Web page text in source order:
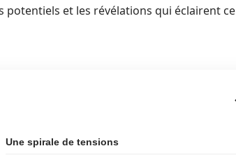
potentiels et les révélations qui éclairent ce
Une spirale de tensions